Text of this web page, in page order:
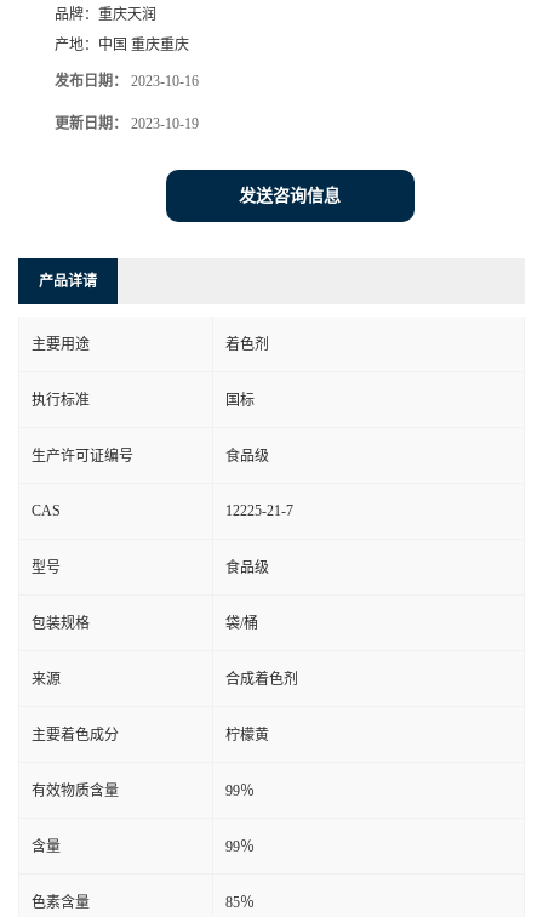
品牌： 重庆天润
产地： 中国 重庆重庆
发布日期： 2023-10-16
更新日期： 2023-10-19
发送咨询信息
产品详请
主要用途 着色剂
执行标准 国标
生产许可证编号 食品级
CAS 12225-21-7
型号 食品级
包装规格 袋/桶
来源 合成着色剂
主要着色成分 柠檬黄
有效物质含量 99％
含量 99％
色素含量 85％